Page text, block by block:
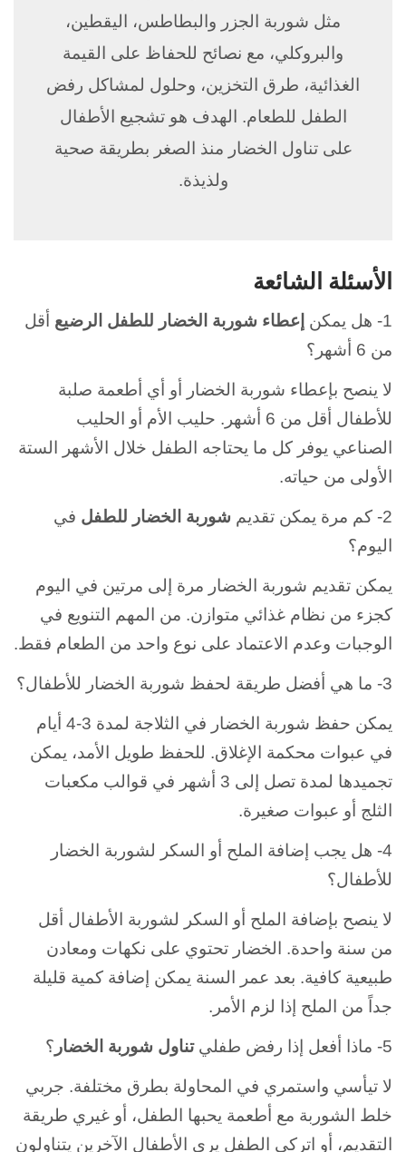
مثل شوربة الجزر والبطاطس، اليقطين،
والبروكلي، مع نصائح للحفاظ على القيمة
الغذائية، طرق التخزين، وحلول لمشاكل رفض
الطفل للطعام. الهدف هو تشجيع الأطفال
على تناول الخضار منذ الصغر بطريقة صحية
ولذيذة.
الأسئلة الشائعة
1- هل يمكن إعطاء شوربة الخضار للطفل الرضيع أقل
من 6 أشهر؟
لا ينصح بإعطاء شوربة الخضار أو أي أطعمة صلبة
للأطفال أقل من 6 أشهر. حليب الأم أو الحليب
الصناعي يوفر كل ما يحتاجه الطفل خلال الأشهر الستة
الأولى من حياته.
2- كم مرة يمكن تقديم شوربة الخضار للطفل في
اليوم؟
يمكن تقديم شوربة الخضار مرة إلى مرتين في اليوم
كجزء من نظام غذائي متوازن. من المهم التنويع في
الوجبات وعدم الاعتماد على نوع واحد من الطعام فقط.
3- ما هي أفضل طريقة لحفظ شوربة الخضار للأطفال؟
يمكن حفظ شوربة الخضار في الثلاجة لمدة 3-4 أيام
في عبوات محكمة الإغلاق. للحفظ طويل الأمد، يمكن
تجميدها لمدة تصل إلى 3 أشهر في قوالب مكعبات
الثلج أو عبوات صغيرة.
4- هل يجب إضافة الملح أو السكر لشوربة الخضار
للأطفال؟
لا ينصح بإضافة الملح أو السكر لشوربة الأطفال أقل
من سنة واحدة. الخضار تحتوي على نكهات ومعادن
طبيعية كافية. بعد عمر السنة يمكن إضافة كمية قليلة
جداً من الملح إذا لزم الأمر.
5- ماذا أفعل إذا رفض طفلي تناول شوربة الخضار ؟
لا تيأسي واستمري في المحاولة بطرق مختلفة. جربي
خلط الشوربة مع أطعمة يحبها الطفل، أو غيري طريقة
التقديم، أو اتركي الطفل يرى الأطفال الآخرين يتناولون